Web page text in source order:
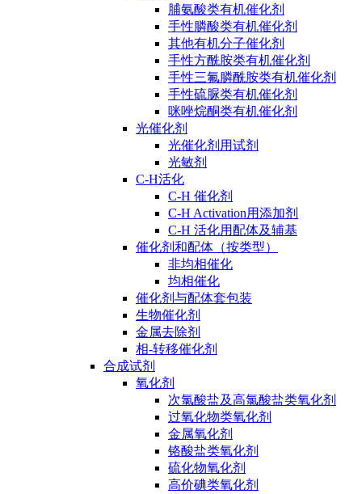
脯氨酸类有机催化剂
手性膦酸类有机催化剂
其他有机分子催化剂
手性方酰胺类有机催化剂
手性三氟膦酰胺类有机催化剂
手性硫脲类有机催化剂
咪唑烷酮类有机催化剂
光催化剂
光催化剂用试剂
光敏剂
C-H活化
C-H 催化剂
C-H Activation用添加剂
C-H 活化用配体及辅基
催化剂和配体（按类型）
非均相催化
均相催化
催化剂与配体套包装
生物催化剂
金属去除剂
相-转移催化剂
合成试剂
氧化剂
次氯酸盐及高氯酸盐类氧化剂
过氧化物类氧化剂
金属氧化剂
铬酸盐类氧化剂
硫化物氧化剂
高价碘类氧化剂